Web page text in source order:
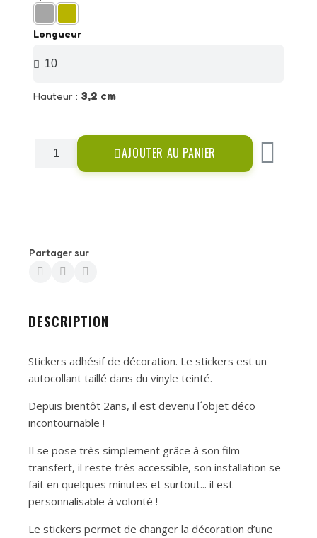
Longueur
Hauteur : 3,2 cm
AJOUTER AU PANIER
Partager sur
DESCRIPTION
Stickers adhésif de décoration. Le stickers est un
autocollant taillé dans du vinyle teinté.
Depuis bientôt 2ans, il est devenu l´objet déco
incontournable !
Il se pose très simplement grâce à son film
transfert, il reste très accessible, son installation se
fait en quelques minutes et surtout... il est
personnalisable à volonté !
Le stickers permet de changer la décoration d’une